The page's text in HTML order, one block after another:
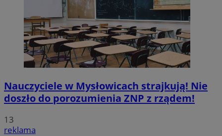
Nauczyciele w Mysłowicach strajkują! Nie
doszło do porozumienia ZNP z rządem!
13
reklama